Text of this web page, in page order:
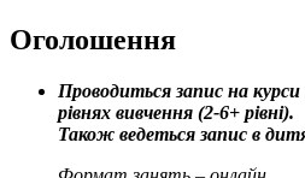
Оголошення
Проводиться запис на
рівнях вивчення (2-6+ рівні).
Також ведеться запис в